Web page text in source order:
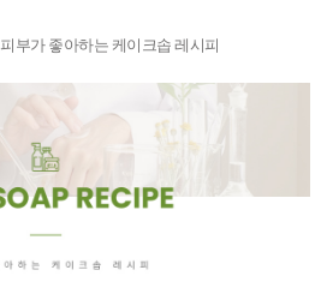
피부가 좋아하는 케이크솝 레시피